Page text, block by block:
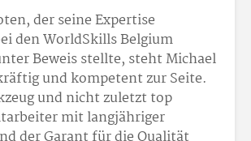
der seine Expertise
den WorldSkills Belgium
Beweis stellte, steht Michael
und kompetent zur Seite.
und nicht zuletzt top
mit langjähriger